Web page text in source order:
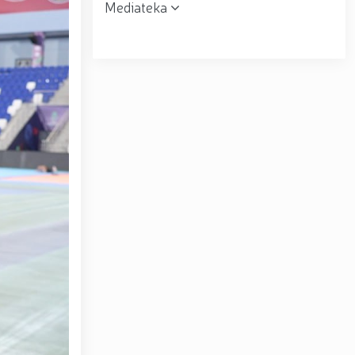
// Milliy gvardiya qo‘mondoni, general-
o‘tkazdi. // Farg‘ona viloyatida jinoyat sodir
munosabati bilan Milliy gvardiya tizimida faoliyat
xoli muhitni ta’minlash bo‘yicha o‘quv yig‘ini
“Temurbeklar maktabi” harbiy akademik
va Jizzax viloyatida o'rganish ishlarini olib bordi
harbiy ilmiy-amaliy konferensiyasi tashkil
amalga oshirdi. // Samarqand va Buxoro
oshirildi. // Yoshlar siyosatiga oid ustuvor
muhofaza qilish organlarining Qoʻl jangi
tayyorgarligini mustahkamlash hamda zamon
bilan nafaqaga kuzatildi. // “Kitobxon harbiy
qidiruvda bo‘lgan shaxs qo‘lga olindi / /
himoyachilari kuni munosabati Milliy gvardiyada
etilganining 34 yilligi va Vatan himoyachilari
hamda 14-yanvar — Vatan himoyachilari kuni
xotirasiga bagʻishlab Milliy gvardiya Markaziy
/ / O‘zbekiston Respublikasi Prezidentining
bilan harbiy xizmatchilar va huquqni
Mirziyoyev Xavfsizlik kengashining kengaytirilgan
quvvatli kogeneratsiya markazi faoliyati bilan
dunyoning zamonaviy megapolislari andozasi
Mediateka